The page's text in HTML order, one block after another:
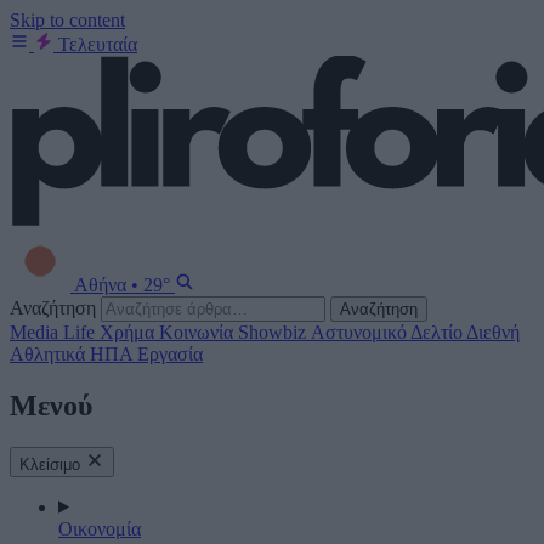
Skip to content
Τελευταία
Αθήνα • 29°
Αναζήτηση
Αναζήτηση
Media Life Χρήμα Κοινωνία Showbiz Αστυνομικό Δελτίο Διεθνή
Αθλητικά ΗΠΑ Εργασία
Μενού
Κλείσιμο
Οικονομία